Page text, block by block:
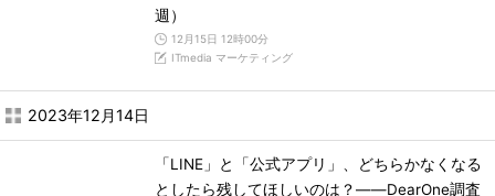
週）
12月15日 12時00分
ITmedia マーケティング
2023年12月14日
「LINE」と「公式アプリ」、どちらかなくなる
としたら残してほしいのは？――DearOne調査